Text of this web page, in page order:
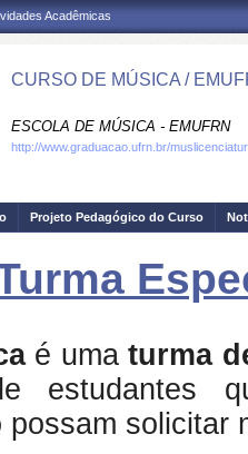
Acadêmicas
CURSO DE MÚSICA /
ESCOLA DE MÚSICA - EMUFRN
http://www.graduacao.ufrn.br/
Projeto Pedagógico do Curso
é umaturma
estudantes
solicitar